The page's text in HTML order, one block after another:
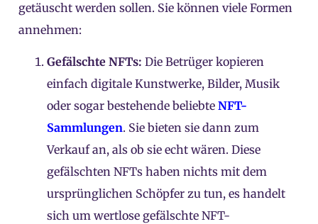
getäuscht werden sollen. Sie können viele Formen
annehmen:
Gefälschte NFTs: Die Betrüger kopieren
einfach digitale Kunstwerke, Bilder, Musik
oder sogar bestehende beliebte NFT-
Sammlungen. Sie bieten sie dann zum
Verkauf an, als ob sie echt wären. Diese
gefälschten NFTs haben nichts mit dem
ursprünglichen Schöpfer zu tun, es handelt
sich um wertlose gefälschte NFT-